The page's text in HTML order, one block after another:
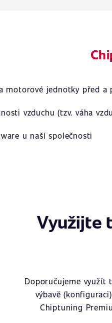
motorové jednotky před a
vzduchu (tzv. váha
u naší společnosti
Využijte
Doporučujeme využít
výbavě
Chiptuning